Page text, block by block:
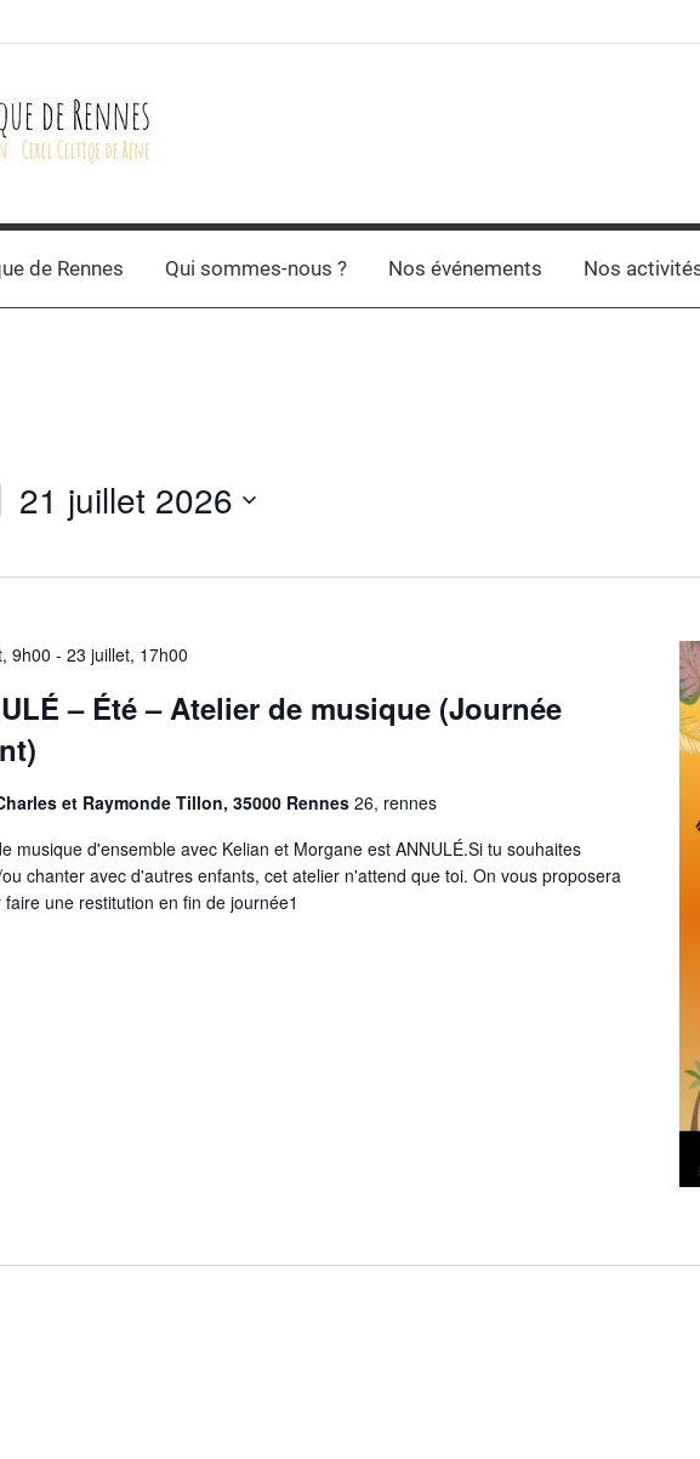
de Rennes Qui sommes-nous ? Nos événements Nos
21 juillet 2026
une
9h00 - 23 juillet, 17h00
– Été – Atelier de musique (Journée
et Raymonde Tillon, 35000 Rennes26, rennes
musique d'ensemble avec Kelian et Morgane est ANNULÉ.Si tu souhaites
chanter avec d'autres enfants, cet atelier n'attend que toi. On vous proposera
faire une restitution en fin de journée1